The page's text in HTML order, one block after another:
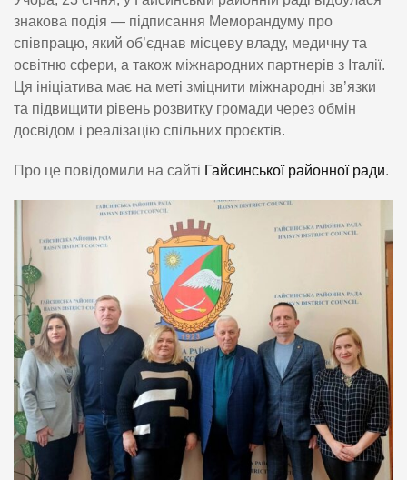
знакова подія — підписання Меморандуму про
співпрацю, який об’єднав місцеву владу, медичну та
освітню сфери, а також міжнародних партнерів з Італії.
Ця ініціатива має на меті зміцнити міжнародні зв’язки
та підвищити рівень розвитку громади через обмін
досвідом і реалізацію спільних проєктів.
Про це повідомили на сайті Гайсинської районної ради.